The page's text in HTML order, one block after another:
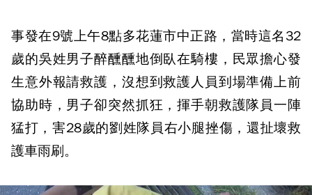
事發在9號上午8點多花蓮市中正路，當時這名32
歲的吳姓男子醉醺醺地倒臥在騎樓，民眾擔心發
生意外報請救護，沒想到救護人員到場準備上前
協助時，男子卻突然抓狂，揮手朝救護隊員一陣
猛打，害28歲的劉姓隊員右小腿挫傷，還扯壞救
護車雨刷。